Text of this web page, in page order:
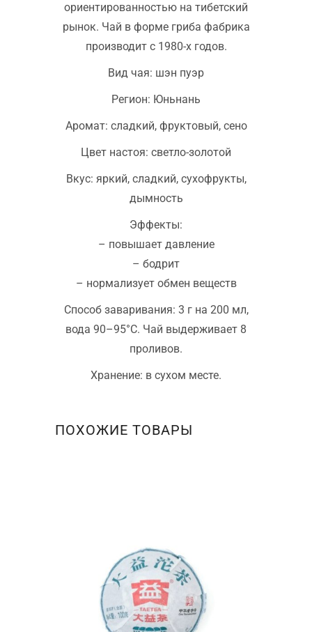
ориентированностью на тибетский
рынок. Чай в форме гриба фабрика
производит с 1980-х годов.
Вид чая: шэн пуэр
Регион: Юньнань
Аромат: сладкий, фруктовый, сено
Цвет настоя: светло-золотой
Вкус: яркий, сладкий, сухофрукты,
дымность
Эффекты:
– повышает давление
– бодрит
– нормализует обмен веществ
Способ заваривания: 3 г на 200 мл,
вода 90–95°C. Чай выдерживает 8
проливов.
Хранение: в сухом месте.
ПОХОЖИЕ ТОВАРЫ